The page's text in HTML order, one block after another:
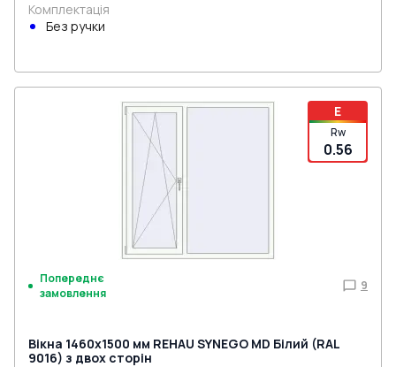
Комплектація
Без ручки
E
Rw
0.56
Попереднє
замовлення
9
Вікна 1460x1500 мм REHAU SYNEGO MD Білий (RAL
9016) з двох сторін